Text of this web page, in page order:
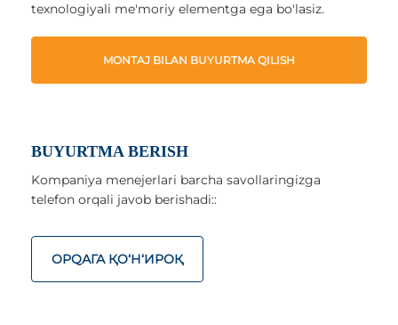
texnologiyali me'moriy elementga ega bo'lasiz.
MONTAJ BILAN BUYURTMA QILISH
BUYURTMA BERISH
Kompaniya menejerlari barcha savollaringizga
telefon orqali javob berishadi::
ОРQАГА ҚO‘Н‘ИРОҚ